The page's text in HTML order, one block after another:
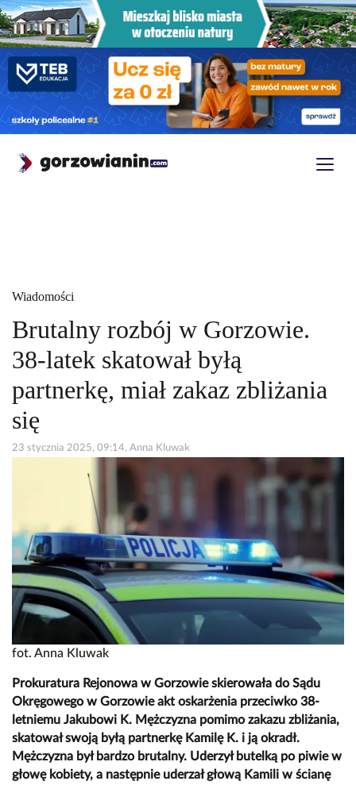
Wiadomości
Brutalny rozbój w Gorzowie.
38-latek skatował byłą
partnerkę, miał zakaz zbliżania
się
23 stycznia 2025, 09:14, Anna Kluwak
fot. Anna Kluwak
Prokuratura Rejonowa w Gorzowie skierowała do Sądu
Okręgowego w Gorzowie akt oskarżenia przeciwko 38-
letniemu Jakubowi K. Mężczyzna pomimo zakazu zbliżania,
skatował swoją byłą partnerkę Kamilę K. i ją okradł.
Mężczyzna był bardzo brutalny. Uderzył butelką po piwie w
głowę kobiety, a następnie uderzał głową Kamili w ścianę